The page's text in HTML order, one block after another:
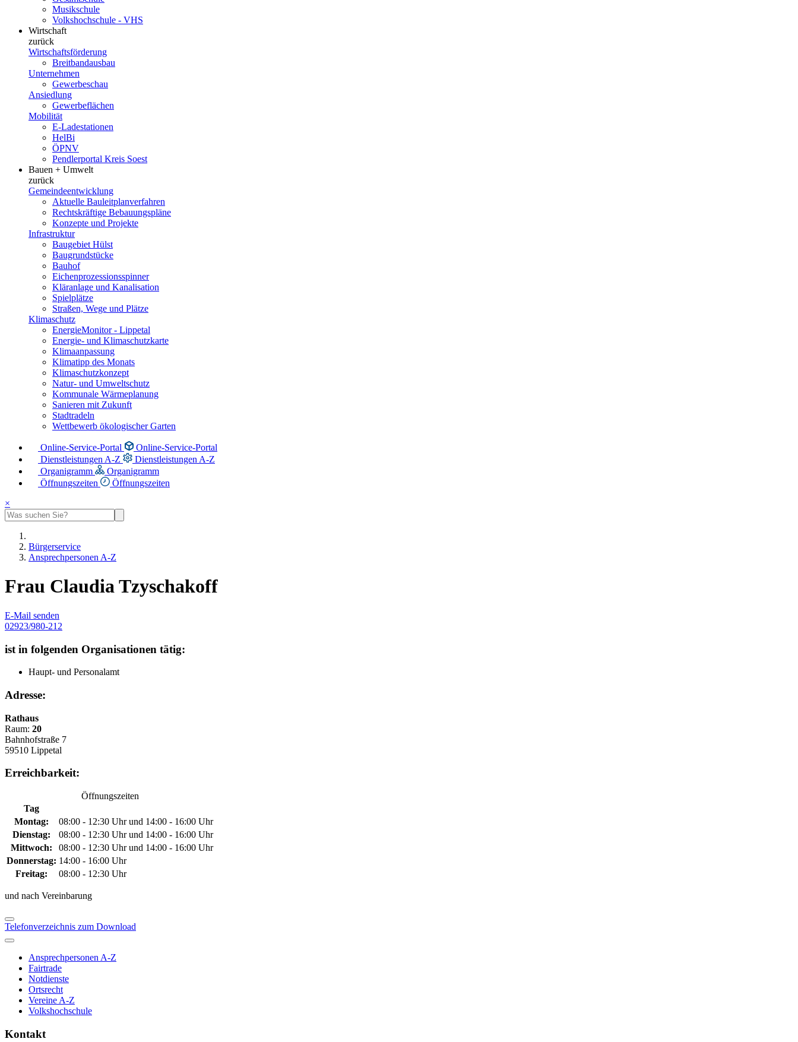
Musikschule
Volkshochschule - VHS
Wirtschaft
zurück
Wirtschaftsförderung
Breitbandausbau
Unternehmen
Gewerbeschau
Ansiedlung
Gewerbeflächen
Mobilität
E-Ladestationen
HelBi
ÖPNV
Pendlerportal Kreis Soest
Bauen + Umwelt
zurück
Gemeindeentwicklung
Aktuelle Bauleitplanverfahren
Rechtskräftige Bebauungspläne
Konzepte und Projekte
Infrastruktur
Baugebiet Hülst
Baugrundstücke
Bauhof
Eichenprozessionsspinner
Kläranlage und Kanalisation
Spielplätze
Straßen, Wege und Plätze
Klimaschutz
EnergieMonitor - Lippetal
Energie- und Klimaschutzkarte
Klimaanpassung
Klimatipp des Monats
Klimaschutzkonzept
Natur- und Umweltschutz
Kommunale Wärmeplanung
Sanieren mit Zukunft
Stadtradeln
Wettbewerb ökologischer Garten
Online-Service-Portal
Online-Service-Portal
Dienstleistungen A-Z
Dienstleistungen A-Z
Organigramm
Organigramm
Öffnungszeiten
Öffnungszeiten
×
Bürgerservice
Ansprechpersonen A-Z
Frau Claudia Tzyschakoff
E-Mail senden
02923/980-212
ist in folgenden Organisationen tätig:
Haupt- und Personalamt
Adresse:
Rathaus
Raum: 20
Bahnhofstraße 7
59510 Lippetal
Erreichbarkeit:
Öffnungszeiten
Tag
Montag:
08:00 - 12:30 Uhr und 14:00 - 16:00 Uhr
Dienstag:
08:00 - 12:30 Uhr und 14:00 - 16:00 Uhr
Mittwoch:
08:00 - 12:30 Uhr und 14:00 - 16:00 Uhr
Donnerstag: 14:00 - 16:00 Uhr
Freitag:
08:00 - 12:30 Uhr
und nach Vereinbarung
Telefonverzeichnis zum Download
Ansprechpersonen A-Z
Fairtrade
Notdienste
Ortsrecht
Vereine A-Z
Volkshochschule
Kontakt